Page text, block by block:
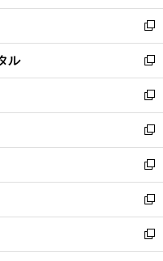
開
く
ウ
で
開
く
ン
ド
ウ
で
開
く
ウ
ィ
ン
ド
ウ
で
開
く
新
し
い
ウ
ィ
ン
ド
ウ
で
開
く
ル
新
し
い
ウ
ィ
ン
ド
ウ
で
開
く
新
し
い
ウ
ィ
ン
ド
ウ
で
開
新
し
い
ウ
ィ
ン
ド
ウ
新
し
い
ウ
ィ
ン
新
し
い
ウ
新
し